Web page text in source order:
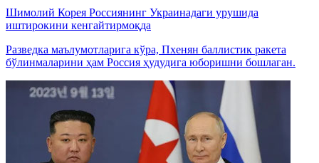
Шимолий Корея Россиянинг Украинадаги урушида
иштирокини кенгайтирмоқда
Разведка маълумотларига кўра, Пхенян баллистик ракета
бўлинмаларини ҳам Россия ҳудудига юборишни бошлаган.